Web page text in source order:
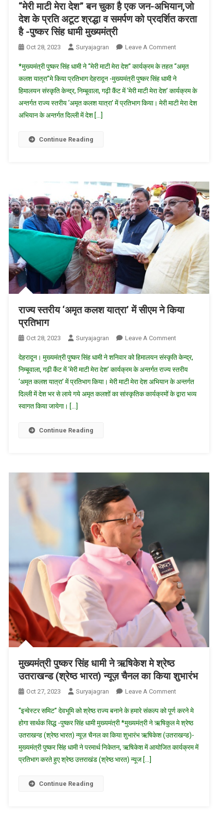
“मेरी माटी मेरा देश” बन चुका है एक जन-अभियान,जो
देश के प्रति अटूट श्रद्धा व समर्पण को प्रदर्शित करता
है -पुष्कर सिंह धामी मुख्यमंत्री
Oct 28, 2023 Suryajagran Leave A CommentOn
माटी
मेरा
देश”
बन
के
अटूट
श्रद्धा
व
प्रदर्शित
करता
है
-पुष्कर
सिंह
*मुख्यमंत्री पुष्कर सिंह धामी ने “मेरी माटी मेरा देश” कार्यक्रम के तहत “अमृत
कलश यात्रा”मे किया प्रतिभाग देहरादून -मुख्यमंत्री पुष्कर सिंह धामी ने
हिमालयन संस्कृति केन्द्र, निम्बूवाला, गढ़ी कैंट में ‘मेरी माटी मेरा देश’ कार्यक्रम के
अन्तर्गत राज्य स्तरीय ‘अमृत कलश यात्रा’ में प्रतिभाग किया। मेरी माटी मेरा देश
अभियान के अन्तर्गत दिल्ली में देश […]
Continue Reading
राज्य स्तरीय ‘अमृत कलश यात्रा’ में सीएम ने किया
प्रतिभाग
Oct 28, 2023 Suryajagran Leave A CommentOn
स्तरीय
‘अमृत
कलश
यात्रा’
देहरादून। मुख्यमंत्री पुष्कर सिंह धामी ने शनिवार को हिमालयन संस्कृति केन्द्र,
निम्बूवाला, गढ़ी कैंट में ‘मेरी माटी मेरा देश’ कार्यक्रम के अन्तर्गत राज्य स्तरीय
‘अमृत कलश यात्रा’ में प्रतिभाग किया। मेरी माटी मेरा देश अभियान के अन्तर्गत
दिल्ली में देश भर से लाये गये अमृत कलशों का सांस्कृतिक कार्यक्रमों के द्वारा भव्य
स्वागत किया जायेगा। […]
Continue Reading
मुख्यमंत्री पुष्कर सिंह धामी ने ऋषिकेश मे श्रेष्ठ
उतराखन्ड (श्रेष्ठ भारत) न्यूज़ चैनल का किया शुभारंभ
Oct 27, 2023 Suryajagran Leave A CommentOn
पुष्कर
सिंह
धामी
ने
“इन्वेस्टर समिट” देवभूमि को श्रेष्ठ राज्य बनाने के हमारे संकल्प को पूर्ण करने मे
होगा सार्थक सिद्ध -पुष्कर सिंह धामी मुख्यमंत्री *मुख्यमंत्री ने ऋषिकुल मे श्रेष्ठ
उतराखन्ड (श्रेष्ठ भारत) न्यूज़ चैनल का किया शुभारंभ ऋषिकेश (उतराखन्ड)-
मुख्यमंत्री पुष्कर सिंह धामी ने परमार्थ निकेतन, ऋषिकेश में आयोजित कार्यक्रम में
प्रतिभाग करते हुए श्रेष्ठ उत्तराखंड (श्रेष्ठ भारत) न्यूज […]
Continue Reading